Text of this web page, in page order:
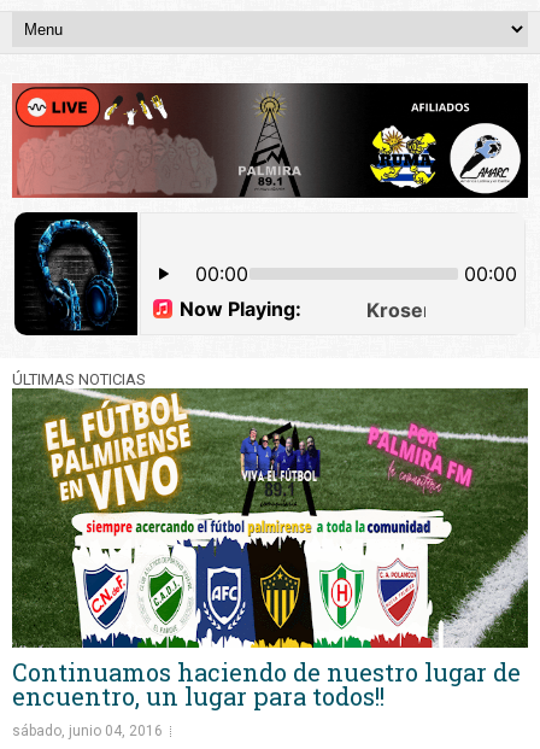
ÚLTIMAS NOTICIAS
Continuamos haciendo de nuestro lugar de
encuentro, un lugar para todos!!
sábado, junio 04, 2016